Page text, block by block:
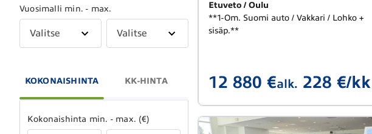
Vuosimalli min. - max.
Valitse Valitse
KOKONAISHINTA KK-HINTA
Kokonaishinta min. - max. (€)
Etuveto
Oulu
**1-Om. Suomi auto / Vakkari / Lohko +
sisäp.**
12 880 €alk. 228 €/kk